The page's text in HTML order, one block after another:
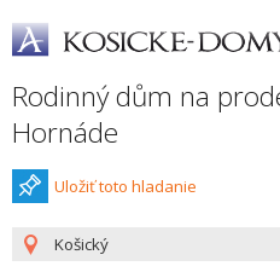
Rodinný dům na
Hornáde
Uložiť toto hladanie
Košický